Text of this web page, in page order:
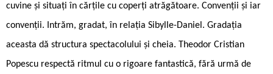
cuvine și situați în cărțile cu coperți atrăgătoare. Convenții și iar
convenții. Intrăm, gradat, în relația Sibylle-Daniel. Gradația
aceasta dă structura spectacolului și cheia. Theodor Cristian
Popescu respectă ritmul cu o rigoare fantastică, fără urmă de